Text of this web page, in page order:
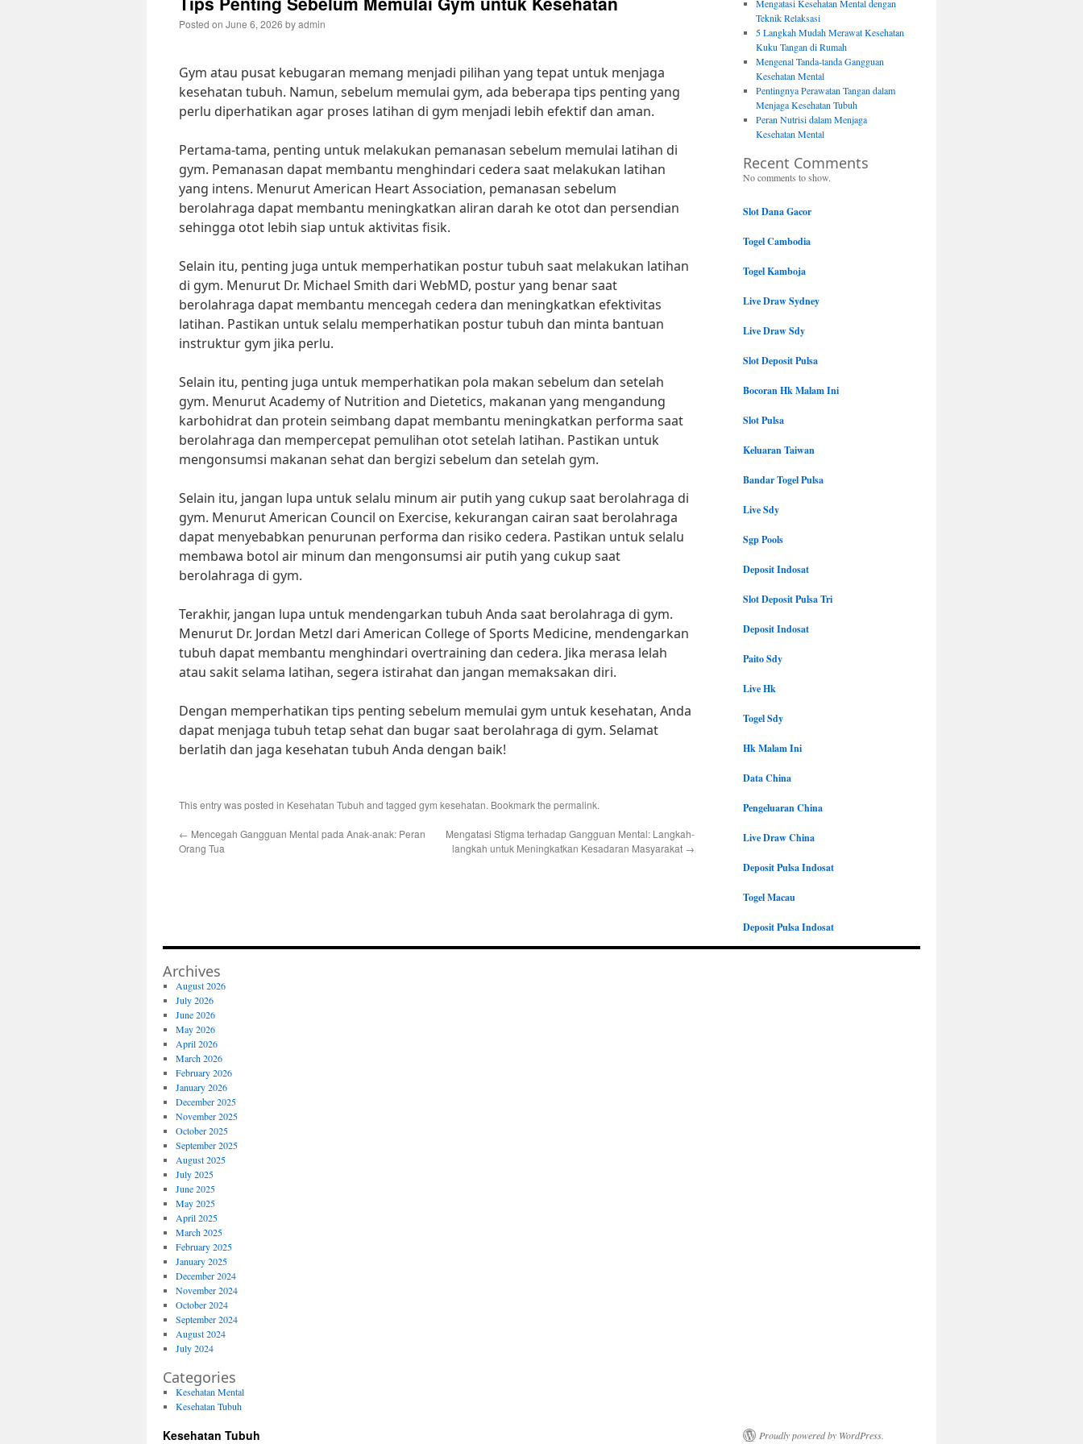
Posted on June 6, 2026 byadmin
Gym atau pusat kebugaran memang menjadi pilihan yang tepat untuk menjaga
kesehatan tubuh. Namun, sebelum memulai gym, ada beberapa tips penting yang
perlu diperhatikan agar proses latihan di gym menjadi lebih efektif dan aman.
Pertama-tama, penting untuk melakukan pemanasan sebelum memulai latihan di
gym. Pemanasan dapat membantu menghindari cedera saat melakukan latihan
yang intens. Menurut American Heart Association, pemanasan sebelum
berolahraga dapat membantu meningkatkan aliran darah ke otot dan persendian
sehingga otot lebih siap untuk aktivitas fisik.
Selain itu, penting juga untuk memperhatikan postur tubuh saat melakukan latihan
di gym. Menurut Dr. Michael Smith dari WebMD, postur yang benar saat
berolahraga dapat membantu mencegah cedera dan meningkatkan efektivitas
latihan. Pastikan untuk selalu memperhatikan postur tubuh dan minta bantuan
instruktur gym jika perlu.
Selain itu, penting juga untuk memperhatikan pola makan sebelum dan setelah
gym. Menurut Academy of Nutrition and Dietetics, makanan yang mengandung
karbohidrat dan protein seimbang dapat membantu meningkatkan performa saat
berolahraga dan mempercepat pemulihan otot setelah latihan. Pastikan untuk
mengonsumsi makanan sehat dan bergizi sebelum dan setelah gym.
Selain itu, jangan lupa untuk selalu minum air putih yang cukup saat berolahraga di
gym. Menurut American Council on Exercise, kekurangan cairan saat berolahraga
dapat menyebabkan penurunan performa dan risiko cedera. Pastikan untuk selalu
membawa botol air minum dan mengonsumsi air putih yang cukup saat
berolahraga di gym.
Terakhir, jangan lupa untuk mendengarkan tubuh Anda saat berolahraga di gym.
Menurut Dr. Jordan Metzl dari American College of Sports Medicine, mendengarkan
tubuh dapat membantu menghindari overtraining dan cedera. Jika merasa lelah
atau sakit selama latihan, segera istirahat dan jangan memaksakan diri.
Dengan memperhatikan tips penting sebelum memulai gym untuk kesehatan, Anda
dapat menjaga tubuh tetap sehat dan bugar saat berolahraga di gym. Selamat
berlatih dan jaga kesehatan tubuh Anda dengan baik!
This entry was posted in Kesehatan Tubuh and tagged gym kesehatan. Bookmark the permalink.
← Mencegah Gangguan Mental pada Anak-anak: Peran
Orang Tua
Mengatasi Stigma terhadap Gangguan Mental: Langkah-
langkah untuk Meningkatkan Kesadaran Masyarakat →
Mengatasi Kesehatan Mental dengan
Teknik Relaksasi
5 Langkah Mudah Merawat Kesehatan
Kuku Tangan di Rumah
Mengenal Tanda-tanda Gangguan
Kesehatan Mental
Pentingnya Perawatan Tangan dalam
Menjaga Kesehatan Tubuh
Peran Nutrisi dalam Menjaga
Kesehatan Mental
Recent Comments
No comments to show.
Slot Dana Gacor
Togel Cambodia
Togel Kamboja
Live Draw Sydney
Live Draw Sdy
Slot Deposit Pulsa
Bocoran Hk Malam Ini
Slot Pulsa
Keluaran Taiwan
Bandar Togel Pulsa
Live Sdy
Sgp Pools
Deposit Indosat
Slot Deposit Pulsa Tri
Deposit Indosat
Paito Sdy
Live Hk
Togel Sdy
Hk Malam Ini
Data China
Pengeluaran China
Live Draw China
Deposit Pulsa Indosat
Togel Macau
Deposit Pulsa Indosat
Archives
August 2026
July 2026
June 2026
May 2026
April 2026
March 2026
February 2026
January 2026
December 2025
November 2025
October 2025
September 2025
August 2025
July 2025
June 2025
May 2025
April 2025
March 2025
February 2025
January 2025
December 2024
November 2024
October 2024
September 2024
August 2024
July 2024
Categories
Kesehatan Mental
Kesehatan Tubuh
Kesehatan Tubuh Proudly powered by WordPress.